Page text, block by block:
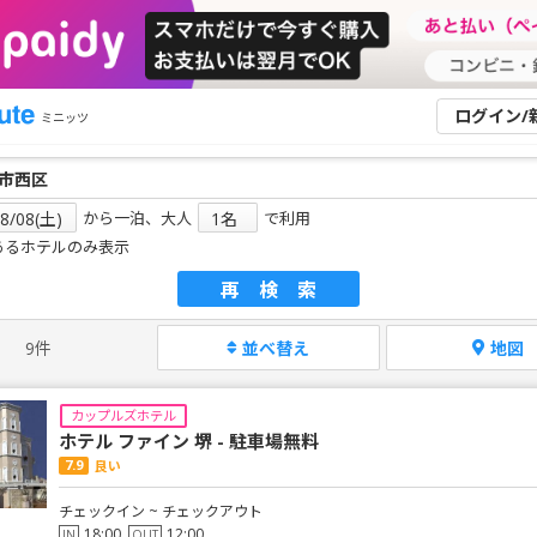
ミニッツ ログイン/
から一泊、大人
で利用
るホテルのみ表示
再検索
9件 並べ替え 地図
カップルズホテル
ホテル ファイン 堺 - 駐車場無料
7.9 良い
チェックイン ~ チェックアウト